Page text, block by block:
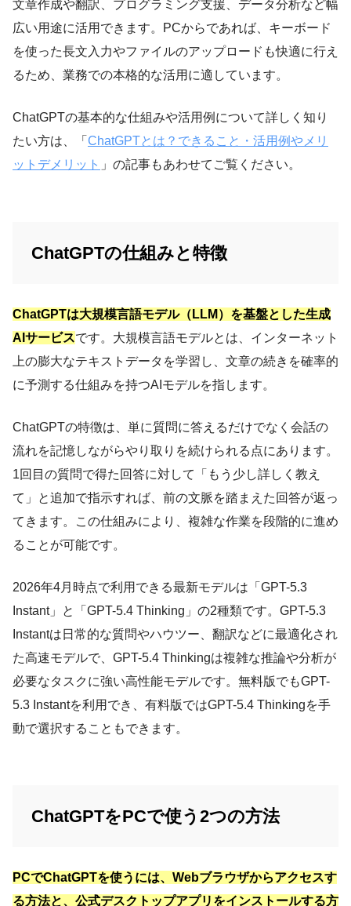
文章作成や翻訳、プログラミング支援、データ分析など幅
広い用途に活用できます。PCからであれば、キーボード
を使った長文入力やファイルのアップロードも快適に行え
るため、業務での本格的な活用に適しています。
ChatGPTの基本的な仕組みや活用例について詳しく知り
たい方は、「 ChatGPTとは？できること・活用例やメリ
ットデメリット 」の記事もあわせてご覧ください。
ChatGPTの仕組みと特徴
ChatGPTは大規模言語モデル（LLM）を基盤とした生成
AIサービスです。大規模言語モデルとは、インターネット
上の膨大なテキストデータを学習し、文章の続きを確率的
に予測する仕組みを持つAIモデルを指します。
ChatGPTの特徴は、単に質問に答えるだけでなく会話の
流れを記憶しながらやり取りを続けられる点にあります。
1回目の質問で得た回答に対して「もう少し詳しく教え
て」と追加で指示すれば、前の文脈を踏まえた回答が返っ
てきます。この仕組みにより、複雑な作業を段階的に進め
ることが可能です。
2026年4月時点で利用できる最新モデルは「GPT-5.3
Instant」と「GPT-5.4 Thinking」の2種類です。GPT-5.3
Instantは日常的な質問やハウツー、翻訳などに最適化され
た高速モデルで、GPT-5.4 Thinkingは複雑な推論や分析が
必要なタスクに強い高性能モデルです。無料版でもGPT-
5.3 Instantを利用でき、有料版ではGPT-5.4 Thinkingを手
動で選択することもできます。
ChatGPTをPCで使う2つの方法
PCでChatGPTを使うには、Webブラウザからアクセスす
る方法と、公式デスクトップアプリをインストールする方